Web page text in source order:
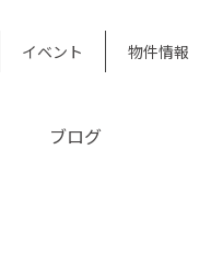
イベント 物件情報
ブログ